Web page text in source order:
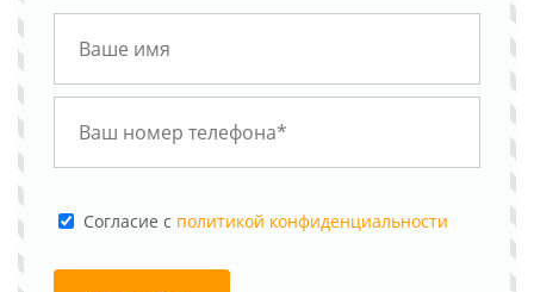
Cогласие с политикой конфиденциальности